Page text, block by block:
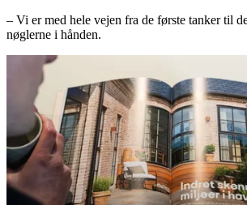
– Vi er med hele vejen fra de første tanker til
nøglerne i hånden.